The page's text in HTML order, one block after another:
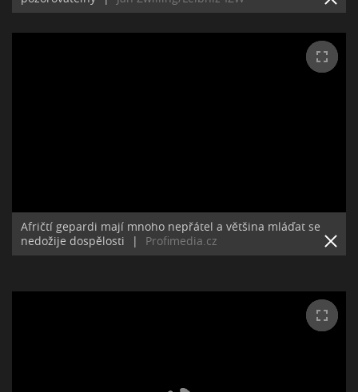
Afričtí gepardi mají mnoho nepřátel a většina mláďat se
nedožije dospělosti
| Profimedia.cz